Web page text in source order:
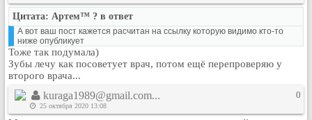
Ещё
Пользователи / Поиск
Группы
Норм
Музыкальный архив
Видео архив
Цитата: Артем™ ? в ответ
А вот ваш пост кажется расчитан на ссылку которую видимо кто-то
ниже опубликует
Тоже так подумала)
Зубы лечу как посоветует врач, потом ещё перепроверяю у
второго врача...
kuraga1989@gmail.com...
25 октября 2020 13:08
0